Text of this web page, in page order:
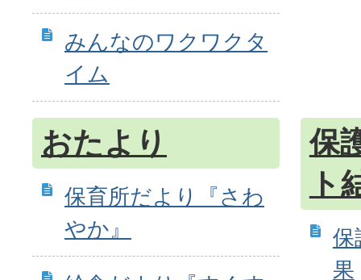
みんなのワクワクタ
イム
おたより
保育所だより『さわ
やか』
保
ト
保
果